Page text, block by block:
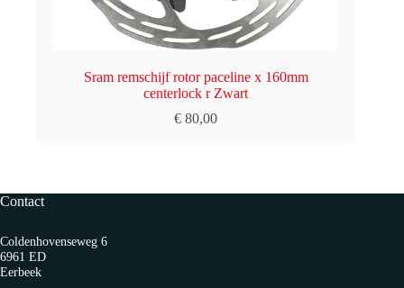
Sram remschijf rotor paceline x 160mm
centerlock r Zwart
€ 80,00
Contact
Coldenhovenseweg 6
6961 ED
Eerbeek